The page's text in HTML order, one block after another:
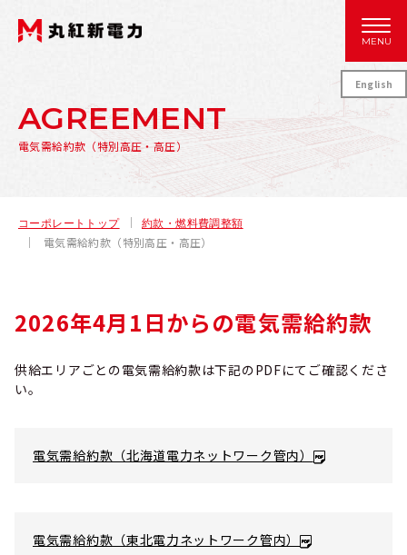
MENU
English
AGREEMENT
電気需給約款（特別高圧・高圧）
コーポレートトップ 約款・燃料費調整額
電気需給約款（特別高圧・高圧）
2026年4月1日からの電気需給約款
供給エリアごとの電気需給約款は下記のPDFにてご確認くださ
い。
電気需給約款（北海道電力ネットワーク管内）
電気需給約款（東北電力ネットワーク管内）